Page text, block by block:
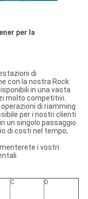
per la
di
con la nostra Rock
in una vasta
molto competitivi.
di riamming
per i nostri clienti
un singolo passaggio
di costi nel tempo,
i vostri
C D